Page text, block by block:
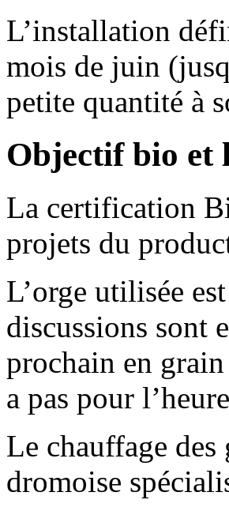
L’installation
mois de juin
petite quantité à
Objectif bio et
La certification
projets du
L’orge utilisée
discussions sont
prochain en
a pas pour
Le chauffage
dromoise